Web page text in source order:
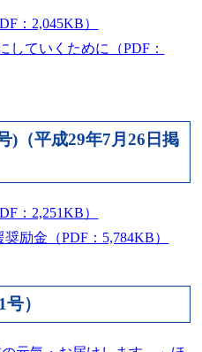
：2,045KB）
していくために（PDF：
)（平成29年7月26日掲
：2,251KB）
励金（PDF：5,784KB）
）